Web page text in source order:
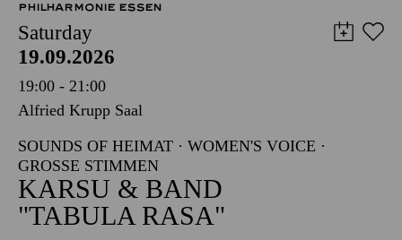
PHILHARMONIE ESSEN
Saturday
19.09.2026
19:00 - 21:00
Alfried Krupp Saal
SOUNDS OF HEIMAT · WOMEN'S VOICE ·
GROSSE STIMMEN
KARSU & BAND
"TABULA RASA"